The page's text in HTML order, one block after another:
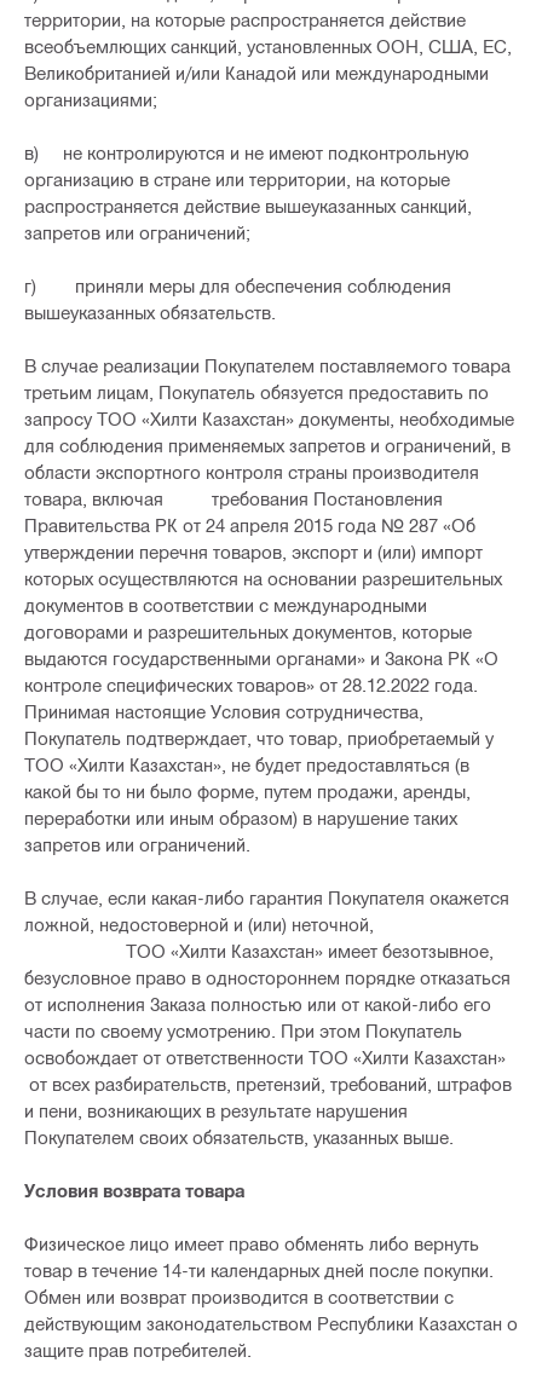
территории, на которые распространяется действие
всеобъемлющих санкций, установленных ООН, США, ЕС,
Великобританией и/или Канадой или международными
организациями;
в) не контролируются и не имеют подконтрольную
организацию в стране или территории, на которые
распространяется действие вышеуказанных санкций,
запретов или ограничений;
г) приняли меры для обеспечения соблюдения
вышеуказанных обязательств.
В случае реализации Покупателем поставляемого товара
третьим лицам, Покупатель обязуется предоставить по
запросу ТОО «Хилти Казахстан» документы, необходимые
для соблюдения применяемых запретов и ограничений, в
области экспортного контроля страны производителя
товара, включая требования Постановления
Правительства РК от 24 апреля 2015 года № 287 «Об
утверждении перечня товаров, экспорт и (или) импорт
которых осуществляются на основании разрешительных
документов в соответствии с международными
договорами и разрешительных документов, которые
выдаются государственными органами» и Закона РК «О
контроле специфических товаров» от 28.12.2022 года.
Принимая настоящие Условия сотрудничества,
Покупатель подтверждает, что товар, приобретаемый у
ТОО «Хилти Казахстан», не будет предоставляться (в
какой бы то ни было форме, путем продажи, аренды,
переработки или иным образом) в нарушение таких
запретов или ограничений.
В случае, если какая-либо гарантия Покупателя окажется
ложной, недостоверной и (или) неточной,
ТОО «Хилти Казахстан» имеет безотзывное,
безусловное право в одностороннем порядке отказаться
от исполнения Заказа полностью или от какой-либо его
части по своему усмотрению. При этом Покупатель
освобождает от ответственности ТОО «Хилти Казахстан»
от всех разбирательств, претензий, требований, штрафов
и пени, возникающих в результате нарушения
Покупателем своих обязательств, указанных выше.
Условия возврата товара
Физическое лицо имеет право обменять либо вернуть
товар в течение 14-ти календарных дней после покупки.
Обмен или возврат производится в соответствии с
действующим законодательством Республики Казахстан о
защите прав потребителей.